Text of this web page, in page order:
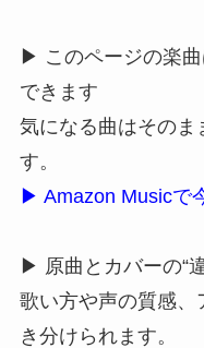
▶ このページの楽
できます
気になる曲はそのま
す。
▶ Amazon Musicで
▶ 原曲とカバーの“
歌い方や声の質感
き分けられます。